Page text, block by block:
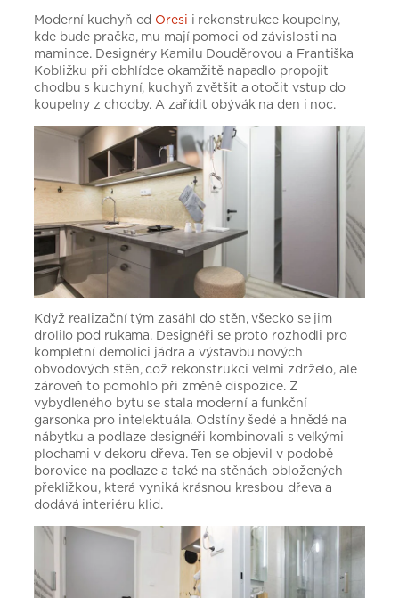
Moderní kuchyň od Oresi i rekonstrukce koupelny,
kde bude pračka, mu mají pomoci od závislosti na
mamince. Designéry Kamilu Douděrovou a Františka
Kobližku při obhlídce okamžitě napadlo propojit
chodbu s kuchyní, kuchyň zvětšit a otočit vstup do
koupelny z chodby. A zařídit obývák na den i noc.
Když realizační tým zasáhl do stěn, všecko se jim
drolilo pod rukama. Designéři se proto rozhodli pro
kompletní demolici jádra a výstavbu nových
obvodových stěn, což rekonstrukci velmi zdrželo, ale
zároveň to pomohlo při změně dispozice. Z
vybydleného bytu se stala moderní a funkční
garsonka pro intelektuála. Odstíny šedé a hnědé na
nábytku a podlaze designéři kombinovali s velkými
plochami v dekoru dřeva. Ten se objevil v podobě
borovice na podlaze a také na stěnách obložených
překližkou, která vyniká krásnou kresbou dřeva a
dodává interiéru klid.